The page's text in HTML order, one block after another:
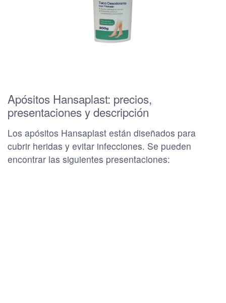
Apósitos Hansaplast: precios,
presentaciones y descripción
Los apósitos Hansaplast están diseñados para
cubrir heridas y evitar infecciones. Se pueden
encontrar las siguientes presentaciones: